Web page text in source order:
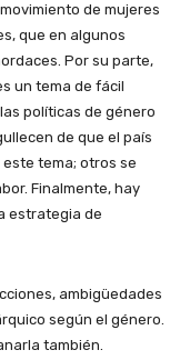
de mujeres
que en algunos
Por su parte,
un tema de fácil
políticas de género
de que el país
tema; otros se
Finalmente, hay
estrategia de
ambigüedades
según el género.
también.